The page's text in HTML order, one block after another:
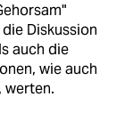
Diskussion
auch die
wie auch
werten.